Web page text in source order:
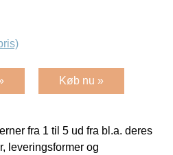
Køb nu »
fra 1 til 5 ud fra bl.a. deres
leveringsformer og